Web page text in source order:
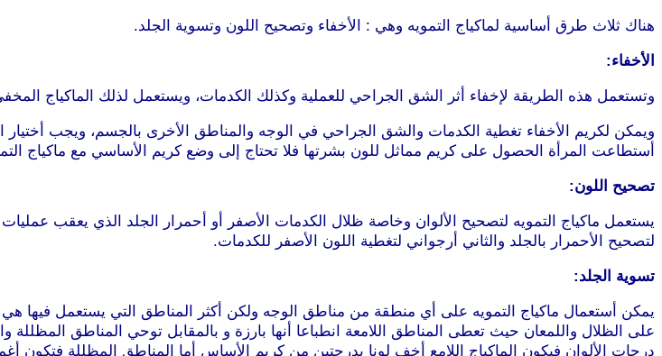
هناك ثلاث طرق أساسية لماكياج التمويه وهي : الأخفاء وتصحيح اللون وتسوية الجلد.
الأخفاء:
وتستعمل هذه الطريقة لإخفاء أثر الشق الجراحي للعملية وكذلك الكدمات، ويستعمل لذلك الماكياج
ويمكن لكريم الأخفاء تغطية الكدمات والشق الجراحي في الوجه والمناطق الأخرى بالجسم، ويجب
أستطاعت المرأة الحصول على كريم مماثل للون بشرتها فلا تحتاج إلى وضع كريم الأساسي مع ماكياج
تصحيح اللون:
يستعمل ماكياج التمويه لتصحيح الألوان وخاصة ظلال الكدمات الأصفر أو أحمرار الجلد الذي يعقب
لتصحيح الأحمرار بالجلد والثاني أرجواني لتغطية اللون الأصفر للكدمات.
تسوية الجلد:
يمكن أستعمال ماكياج التمويه على أي منطقة من مناطق الوجه ولكن أكثر المناطق التي يستعمل فيها هي
على الظلال واللمعان حيث تعطى المناطق اللامعة انطباعا أنها بارزة و بالمقابل توحي المناطق
درجات الألوان فيكون الماكياج اللامع أخف لونا بدرجتين من كريم الأساس أما المناطق المظللة فتكون